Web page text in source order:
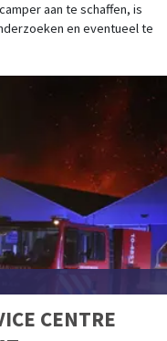
aan te schaffen, is
en eventueel te
CENTRE